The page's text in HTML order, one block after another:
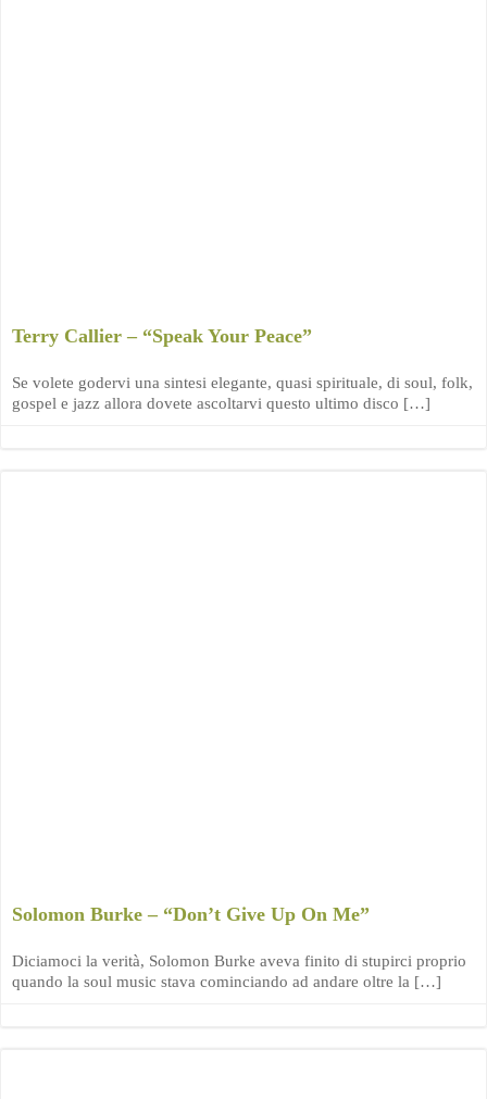
Terry Callier – “Speak Your Peace”
Se volete godervi una sintesi elegante, quasi spirituale, di soul, folk,
gospel e jazz allora dovete ascoltarvi questo ultimo disco […]
Solomon Burke – “Don’t Give Up On Me”
Diciamoci la verità, Solomon Burke aveva finito di stupirci proprio
quando la soul music stava cominciando ad andare oltre la […]